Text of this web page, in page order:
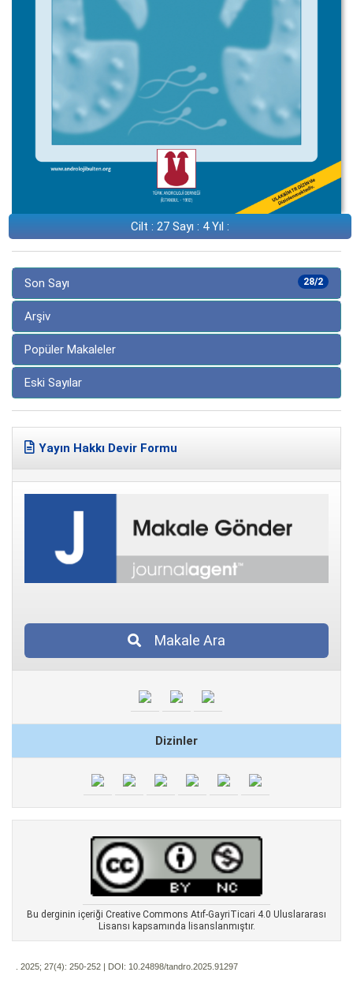
Cilt : 27 Sayı : 4 Yıl :
28/2
Son Sayı
Arşiv
Popüler Makaleler
Eski Sayılar
Yayın Hakkı Devir Formu
Makale Ara
Dizinler
Bu derginin içeriği Creative Commons Atıf-GayriTicari 4.0 Uluslararası
Lisansı kapsamında lisanslanmıştır.
. 2025; 27(4): 250-252 | DOI: 10.24898/tandro.2025.91297